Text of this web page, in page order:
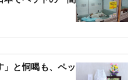
」と恫喝も、ペッ